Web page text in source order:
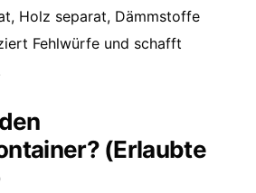
Holz separat, Dämmstoffe
Fehlwürfe und schafft
(Erlaubte